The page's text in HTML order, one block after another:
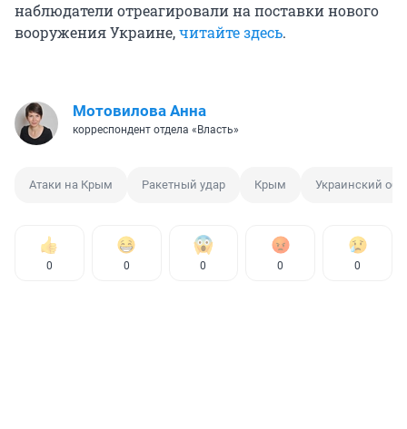
наблюдатели отреагировали на поставки нового
вооружения Украине,читайте здесь.
Мотовилова Анна
корреспондент отдела «Власть»
Атаки на Крым Ракетный удар Крым Украинский
0 0 0 0 0